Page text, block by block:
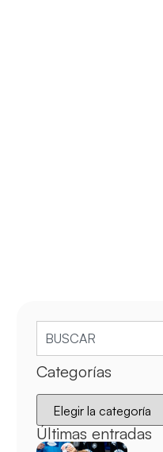
Categorías
Últimas entradas